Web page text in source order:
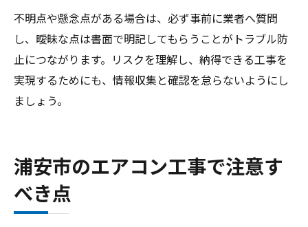
不明点や懸念点がある場合は、必ず事前に業者へ質問
し、曖昧な点は書面で明記してもらうことがトラブル防
止につながります。リスクを理解し、納得できる工事を
実現するためにも、情報収集と確認を怠らないようにし
ましょう。
浦安市のエアコン工事で注意す
べき点